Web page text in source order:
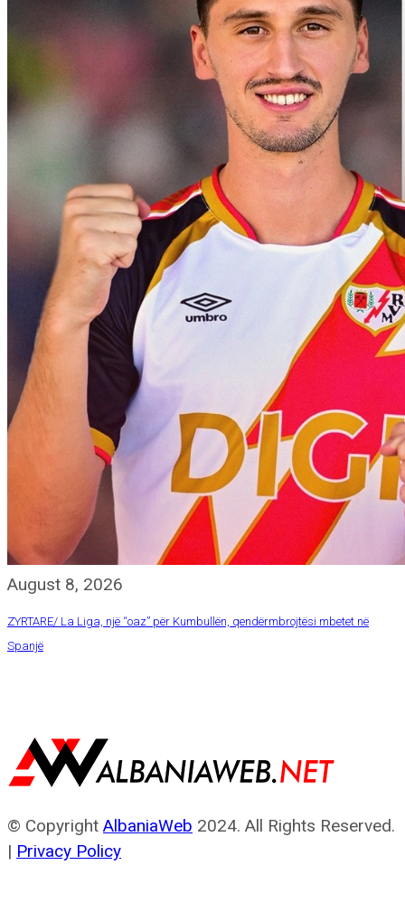
August 8, 2026
ZYRTARE/ La Liga, një “oaz” për Kumbullën, qendërmbrojtësi mbetet në
Spanjë
© Copyright AlbaniaWeb 2024. All Rights Reserved.
| Privacy Policy